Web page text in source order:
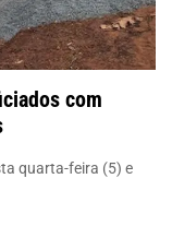
com
quarta-feira (5) e